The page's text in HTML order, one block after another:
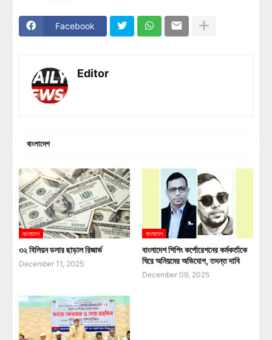
Facebook
Editor
বাংলাদেশ
বাংলাদেশ
৩২ বিলিয়ন ডলার ছাড়াল রিজার্ভ
December 11, 2025
বাংলাদেশ
বাংলাদেশ শিপিং কর্পোরেশনের কর্মকর্তাকে
ঘিরে অনিয়মের অভিযোগ, তদন্ত দাবি
December 09, 2025